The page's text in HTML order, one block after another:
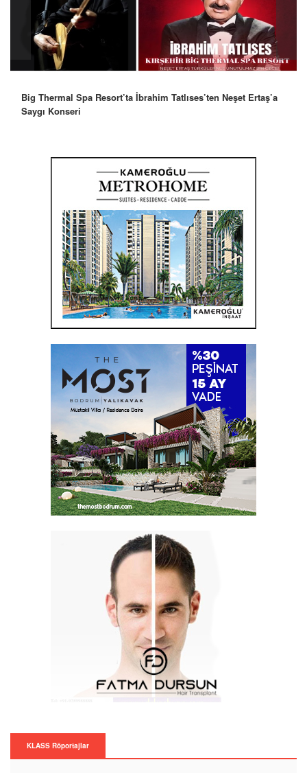
Big Thermal Spa Resort’ta İbrahim Tatlıses’ten Neşet Ertaş’a
Saygı Konseri
KLASS Röportajlar